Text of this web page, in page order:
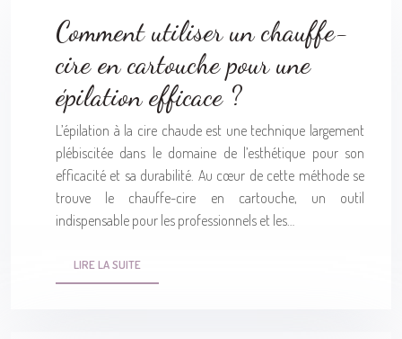
Comment utiliser un chauffe-
cire en cartouche pour une
épilation efficace ?
L’épilation à la cire chaude est une technique largement
plébiscitée dans le domaine de l’esthétique pour son
efficacité et sa durabilité. Au cœur de cette méthode se
trouve le chauffe-cire en cartouche, un outil
indispensable pour les professionnels et les…
LIRE LA SUITE